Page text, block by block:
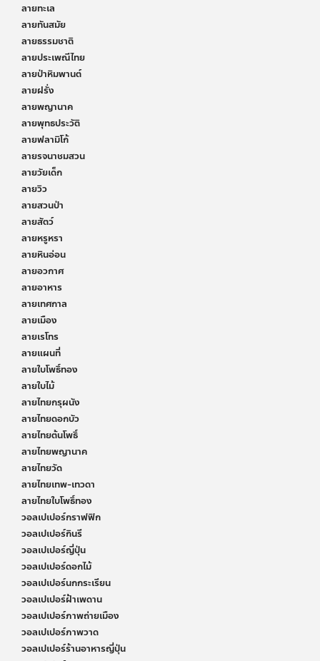
ลายทะเล
ลายทันสมัย
ลายธรรมชาติ
ลายประเพณีไทย
ลายป่าหิมพานต์
ลายฝรั่ง
ลายพญานาค
ลายพุทธประวัติ
ลายฟลามิโก้
ลายรจนาชมสวน
ลายวัยเด็ก
ลายวิว
ลายสวนป่า
ลายสัตว์
ลายหรูหรา
ลายหินอ่อน
ลายอวกาศ
ลายอาหาร
ลายเทศกาล
ลายเมือง
ลายเรโทร
ลายแผนที่
ลายใบโพธิ์ทอง
ลายใบไม้
ลายไทยกรุผนัง
ลายไทยดอกบัว
ลายไทยต้นโพธิ์
ลายไทยพญานาค
ลายไทยวัด
ลายไทยเทพ-เทวดา
ลายไทยใบโพธิ์ทอง
วอลเปเปอร์กราฟฟิก
วอลเปเปอร์กินรี
วอลเปเปอร์ญี่ปุ่น
วอลเปเปอร์ดอกไม้
วอลเปเปอร์นกกระเรียน
วอลเปเปอร์ฝ้าเพดาน
วอลเปเปอร์ภาพถ่ายเมือง
วอลเปเปอร์ภาพวาด
วอลเปเปอร์ร้านอาหารญี่ปุ่น